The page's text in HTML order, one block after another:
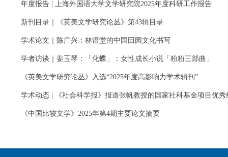
年度报告 | 上海外国语大学文学研究院2025年度科研工作报告
新刊目录｜《英美文学研究论丛》第43辑目录
学术论文｜陈广兴：林语堂的中国田园文化书写
学者访谈｜姜玉琴：「化蝶」：女性成长小说「粉粉三部曲」
《英美文学研究论丛》入选“2025年度高影响力学术辑刊”
学术动态 | 《社会科学报》报道张帆教授的国家社科基金项目优秀
《中国比较文学》2025年第4期主要论文摘要